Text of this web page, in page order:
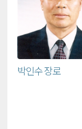
박인수 장로